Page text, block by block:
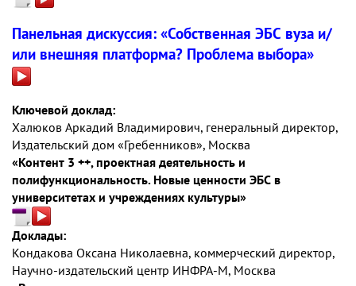
Панельная дискуссия: «Собственная ЭБС вуза и/
или внешняя платформа? Проблема выбора»
Ключевой доклад:
Халюков Аркадий Владимирович, генеральный директор,
Издательский дом «Гребенников», Москва
«Контент 3 ++, проектная деятельность и
полифункциональность. Новые ценности ЭБС в
университетах и учреждениях культуры»
Доклады:
Кондакова Оксана Николаевна, коммерческий директор,
Научно-издательский центр ИНФРА-М, Москва